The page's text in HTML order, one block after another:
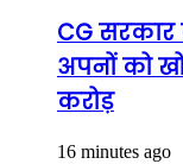
CG सरकार
अपनों को
करोड़
16 minutes ago